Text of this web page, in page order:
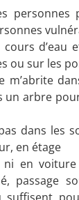
personnes
cours
ou sur les
m’abrite
un arbre
dans les
en étage
ni en
passage
suffisent